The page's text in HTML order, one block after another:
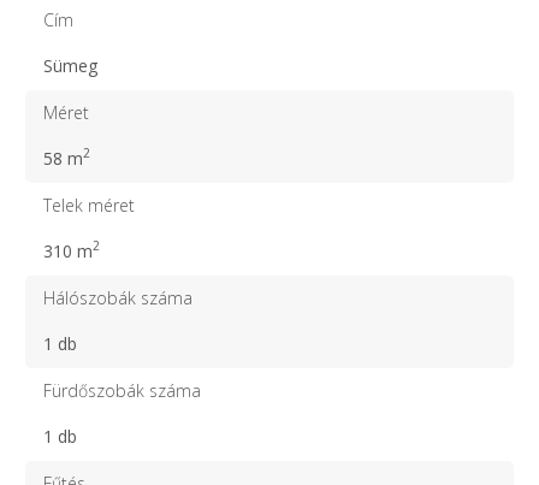
Cím
Sümeg
Méret
58 m2
Telek méret
310 m2
Hálószobák száma
1 db
Fürdőszobák száma
1 db